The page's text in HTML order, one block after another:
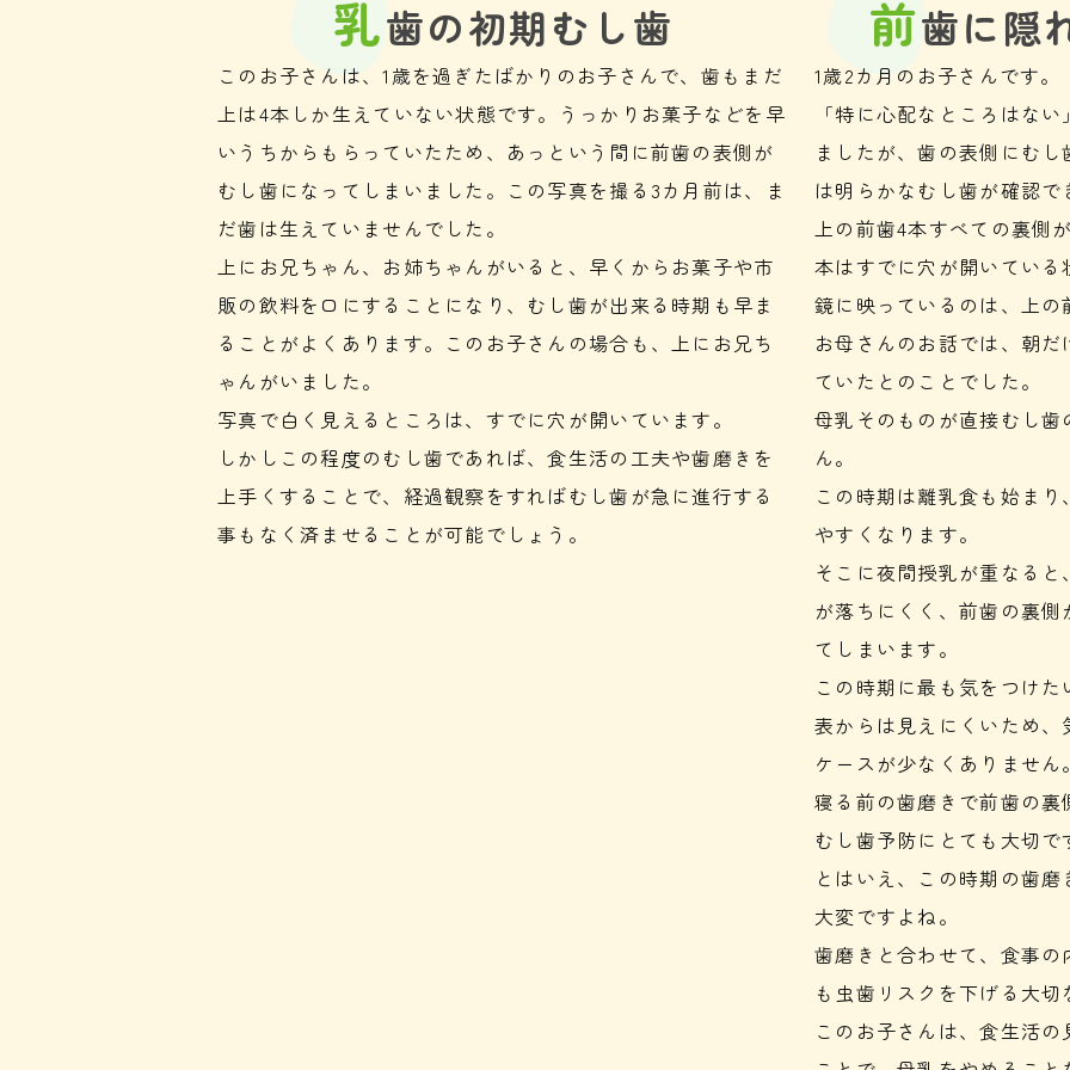
乳歯の初期むし歯
このお子さんは、1歳を過ぎたばかりのお子さんで、歯もまだ
上は4本しか生えていない状態です。うっかりお菓子などを早
いうちからもらっていたため、あっという間に前歯の表側が
むし歯になってしまいました。この写真を撮る3カ月前は、ま
だ歯は生えていませんでした。
上にお兄ちゃん、お姉ちゃんがいると、早くからお菓子や市
販の飲料を口にすることになり、むし歯が出来る時期も早ま
ることがよくあります。このお子さんの場合も、上にお兄ち
ゃんがいました。
写真で白く見えるところは、すでに穴が開いています。
しかしこの程度のむし歯であれば、食生活の工夫や歯磨きを
上手くすることで、経過観察をすればむし歯が急に進行する
事もなく済ませることが可能でしょう。
前歯に隠
1歳2カ月のお子さんです。
「特に心配なところはな
ましたが、歯の表側にむ
は明らかなむし歯が確認で
上の前歯4本すべての裏側
本はすでに穴が開いている
鏡に映っているのは、上
お母さんのお話では、朝
ていたとのことでした。
母乳そのものが直接むし
ん。
この時期は離乳食も始ま
やすくなります。
そこに夜間授乳が重なる
が落ちにくく、前歯の裏
てしまいます。
この時期に最も気をつけ
表からは見えにくいため
ケースが少なくありません
寝る前の歯磨きで前歯の
むし歯予防にとても大切で
とはいえ、この時期の歯
大変ですよね。
歯磨きと合わせて、食事
も虫歯リスクを下げる大
このお子さんは、食生活